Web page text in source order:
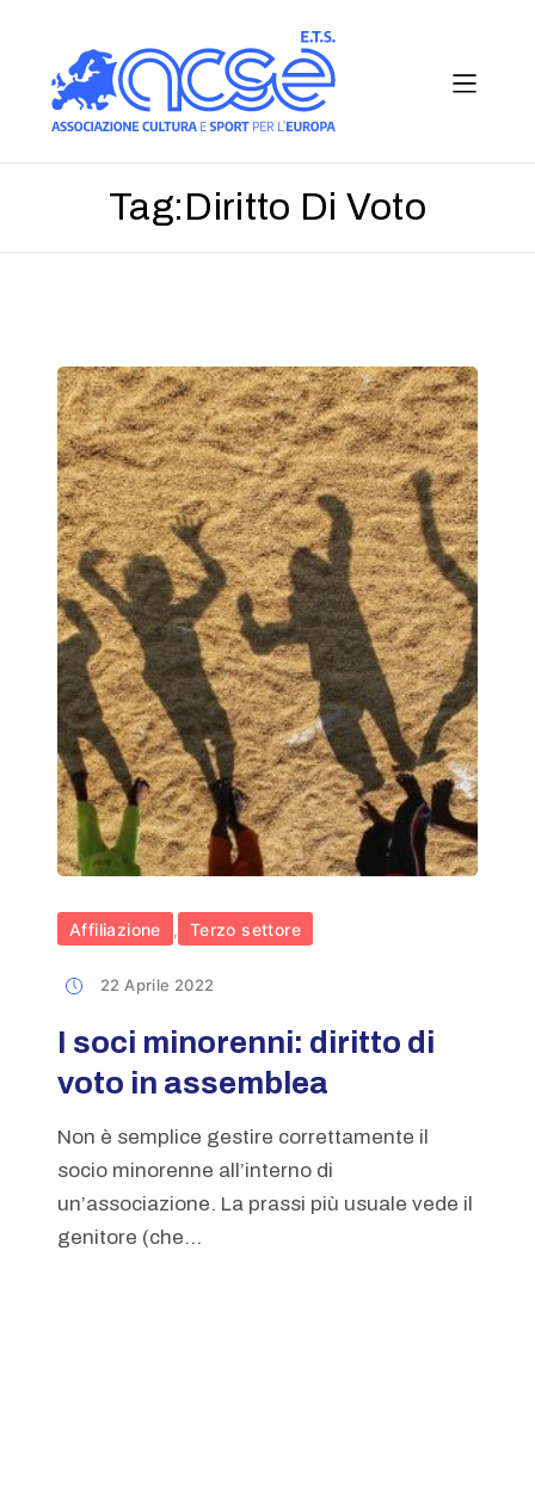
Tag:Diritto Di Voto
Affiliazione Terzo settore
22 Aprile 2022
I soci minorenni: diritto di
voto in assemblea
Non è semplice gestire correttamente il
socio minorenne all’interno di
un’associazione. La prassi più usuale vede il
genitore (che...